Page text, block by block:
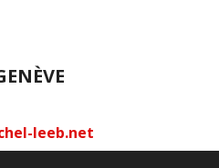
leeb.net